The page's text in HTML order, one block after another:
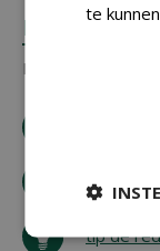
REACTIES
Er zijn nog geen
bestel
tip de
te